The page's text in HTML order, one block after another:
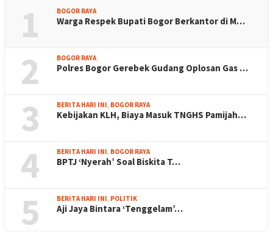
1 BOGOR RAYA
Warga Respek Bupati Bogor Berkantor di M…
2 BOGOR RAYA
Polres Bogor Gerebek Gudang Oplosan Gas …
3 BERITA HARI INI, BOGOR RAYA
Kebijakan KLH, Biaya Masuk TNGHS Pamijah…
4 BERITA HARI INI, BOGOR RAYA
BPTJ ‘Nyerah’ Soal Biskita T…
5 BERITA HARI INI, POLITIK
Aji Jaya Bintara ‘Tenggelam’…